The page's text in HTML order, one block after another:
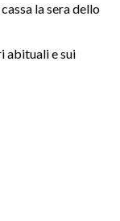
la sera dello
abituali e sui